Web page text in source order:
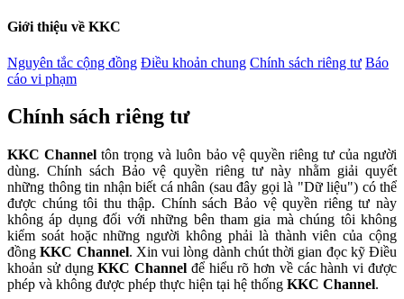
Giới thiệu về KKC
Nguyên tắc cộng đồng Điều khoản chung Chính sách riêng tư Báo
cáo vi phạm
Chính sách riêng tư
KKC Channel tôn trọng và luôn bảo vệ quyền riêng tư của người
dùng. Chính sách Bảo vệ quyền riêng tư này nhằm giải quyết
những thông tin nhận biết cá nhân (sau đây gọi là "Dữ liệu") có thể
được chúng tôi thu thập. Chính sách Bảo vệ quyền riêng tư này
không áp dụng đối với những bên tham gia mà chúng tôi không
kiểm soát hoặc những người không phải là thành viên của cộng
đồngKKC Channel. Xin vui lòng dành chút thời gian đọc kỹ Điều
khoản sử dụngKKC Channel để hiểu rõ hơn về các hành vi được
phép và không được phép thực hiện tại hệ thống KKC Channel.